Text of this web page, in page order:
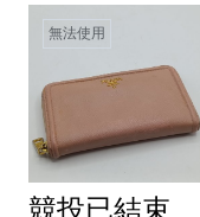
無法使用
競投已結束